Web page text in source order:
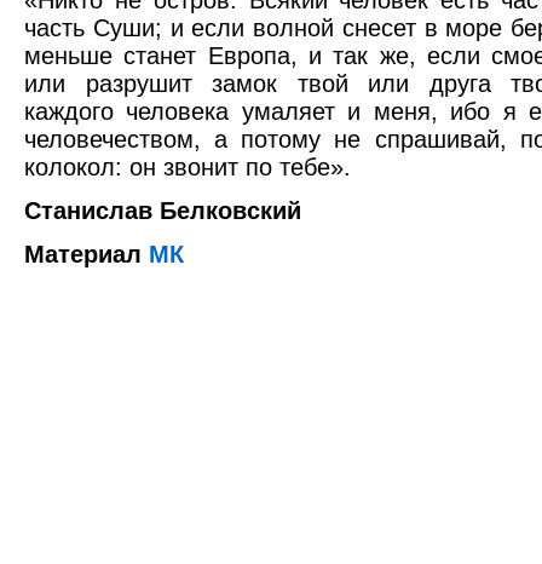
часть Суши; и если волной снесет в море
меньше станет Европа, и так же, если
или разрушит замок твой или друга
каждого человека умаляет и меня, ибо я
человечеством, а потому не спрашивай,
колокол: он звонит по тебе».
Станислав Белковский
Материал МК